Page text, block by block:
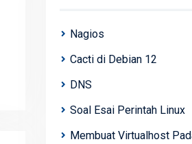
Nagios
Cacti di Debian 12
DNS
Soal Esai Perintah Linux
Membuat Virtualhost